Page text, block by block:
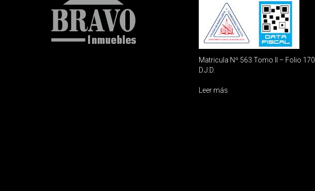
Matricula Nº 563 Tomo II – Folio 170
D.J.D.
Leer más